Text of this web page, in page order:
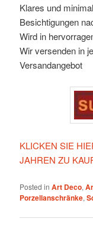
Klares und
Besichtigungen
Wird in
Wir versenden in
Versandangebot
KLICKEN SIE
JAHREN ZU
Posted in Art Deco,
Porzellanschränke,